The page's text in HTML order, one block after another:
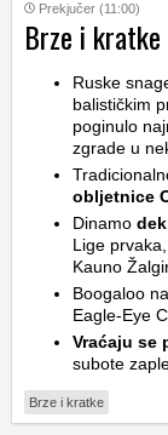
Prekjučer (11:00)
Brze i kratke
Ruske
balističkim
poginulo
zgrade u
obljetnice
Dinamo
Lige
Kauno
Boogaloo
Eagle-Eye
Vraćaju se
subote
Brze i kratke